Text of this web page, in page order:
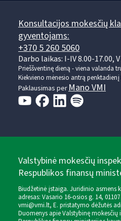
Konsultacijos mokesčių
gyventojams:
+370 5 260 5060
Darbo laikas: I-IV 8.00-17.00,
Prieššventinę dieną - viena valanda
Kiekvieno mėnesio antrą penktadienį
Paklausimas perMano VMI
Valstybinė mokesčių
Respublikos finansų
Biudžetinė įstaiga. Juridinio asmens
adresas: Vasario 16-osios g. 14,
vmi@vmi.lt, E. pristatymo dėžutės
Duomenys apie Valstybinę mokesčių